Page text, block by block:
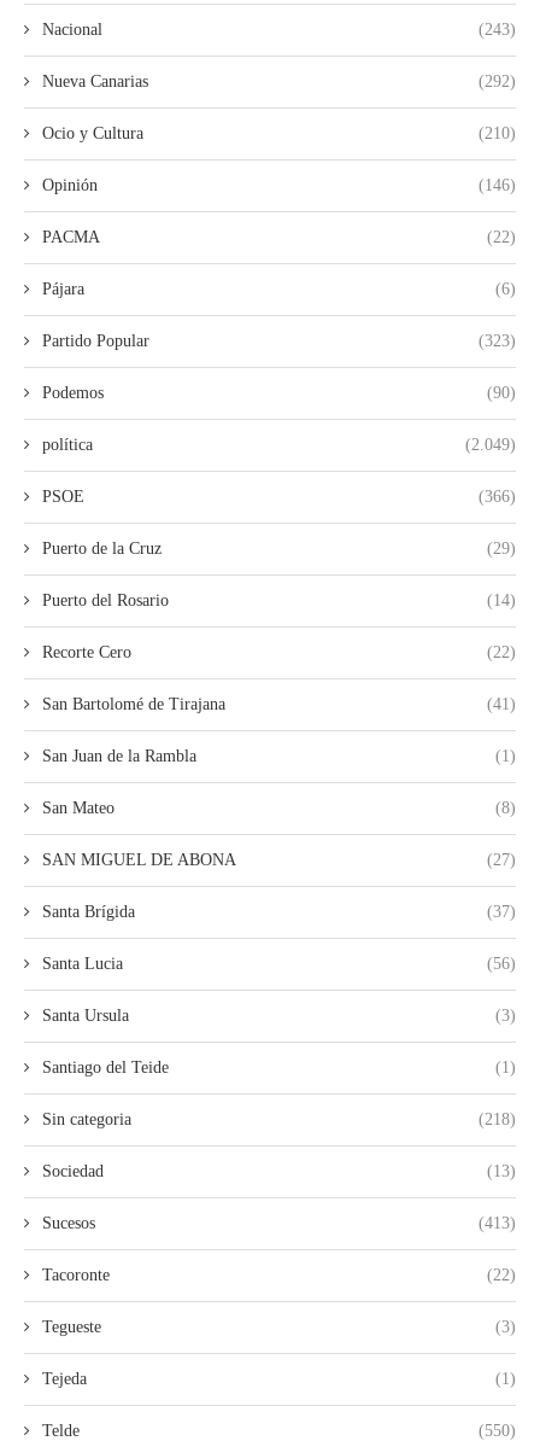
Nacional (243)
Nueva Canarias (292)
Ocio y Cultura (210)
Opinión (146)
PACMA (22)
Pájara (6)
Partido Popular (323)
Podemos (90)
política (2.049)
PSOE (366)
Puerto de la Cruz (29)
Puerto del Rosario (14)
Recorte Cero (22)
San Bartolomé de Tirajana (41)
San Juan de la Rambla (1)
San Mateo (8)
SAN MIGUEL DE ABONA (27)
Santa Brígida (37)
Santa Lucia (56)
Santa Ursula (3)
Santiago del Teide (1)
Sin categoria (218)
Sociedad (13)
Sucesos (413)
Tacoronte (22)
Tegueste (3)
Tejeda (1)
Telde (550)